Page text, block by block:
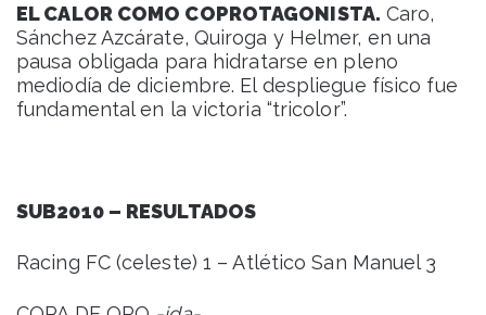
EL CALOR COMO COPROTAGONISTA. Caro,
Sánchez Azcárate, Quiroga y Helmer, en una
pausa obligada para hidratarse en pleno
mediodía de diciembre. El despliegue físico fue
fundamental en la victoria “tricolor”.
SUB2010 – RESULTADOS
Racing FC (celeste) 1 – Atlético San Manuel 3